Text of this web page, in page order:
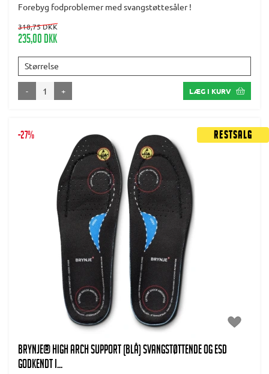
Forebyg fodproblemer med svangstøttesåler !
318,75 DKK
235,00 DKK
Størrelse
- + LÆG I KURV
Restsalg
-27%
BRYNJE® High Arch Support (blå) Svangstøttende og ESD
godkendt i...